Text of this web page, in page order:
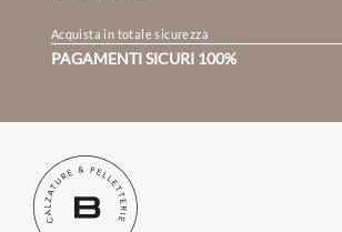
Acquista in totale sicurezza
PAGAMENTI SICURI 100%